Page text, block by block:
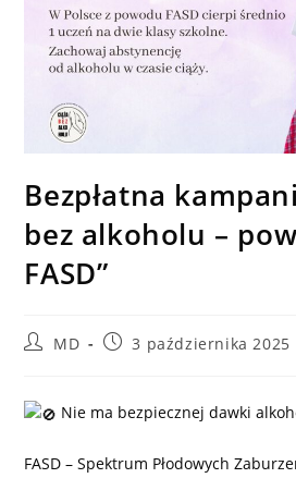
Bezpłatna
bez alkoholu –
FASD”
PostMD
Post3 października 2025
Nie ma bezpiecznej dawki
FASD – Spektrum Płodowych